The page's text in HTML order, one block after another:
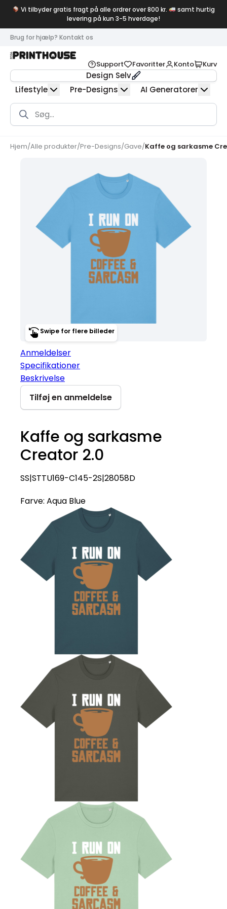
Vi tilbyder gratis fragt på alle ordrer over 800 kr.
samt hurtig
levering på kun 3-5 hverdage!
Brug for hjælp? Kontakt os
Support Favoritter Konto Kurv
Design Selv
Lifestyle
Pre-Designs AI Generatorer
Products
search
Hjem/Alle produkter/Pre-Designs/Gave/Kaffe og sarkasme
Swipe for flere billeder
Anmeldelser
Specifikationer
Beskrivelse
Tilføj en anmeldelse
Kaffe og sarkasme
Creator 2.0
SS|STTU169-C145-2S|28058D
Farve: Aqua Blue